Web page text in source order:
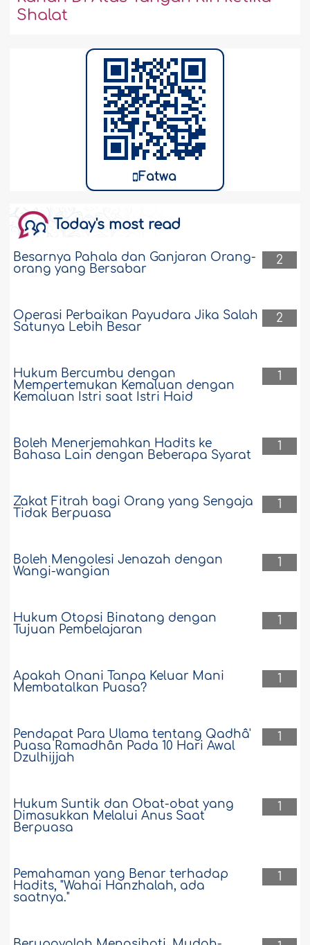
Shalat
Fatwa
Today's most read
2
Besarnya Pahala dan Ganjaran Orang-
orang yang Bersabar
2
Operasi Perbaikan Payudara Jika Salah
Satunya Lebih Besar
1
Hukum Bercumbu dengan
Mempertemukan Kemaluan dengan
Kemaluan Istri saat Istri Haid
1
Boleh Menerjemahkan Hadits ke
Bahasa Lain dengan Beberapa Syarat
1
Zakat Fitrah bagi Orang yang Sengaja
Tidak Berpuasa
1
Boleh Mengolesi Jenazah dengan
Wangi-wangian
1
Hukum Otopsi Binatang dengan
Tujuan Pembelajaran
1
Apakah Onani Tanpa Keluar Mani
Membatalkan Puasa?
1
Pendapat Para Ulama tentang Qadhâ'
Puasa Ramadhân Pada 10 Hari Awal
Dzulhijjah
1
Hukum Suntik dan Obat-obat yang
Dimasukkan Melalui Anus Saat
Berpuasa
1
Pemahaman yang Benar terhadap
Hadits, "Wahai Hanzhalah, ada
saatnya."